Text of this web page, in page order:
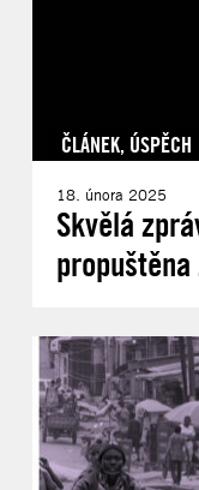
ČLÁNEK, ÚSPĚCH
18. února 2025
Skvělá